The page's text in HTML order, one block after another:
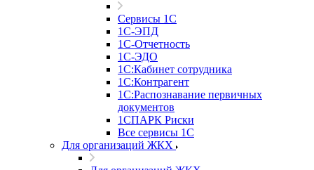
Сервисы 1С
1С-ЭПД
1С-Отчетность
1С-ЭДО
1С:Кабинет сотрудника
1С:Контрагент
1С:Распознавание первичных
документов
1СПАРК Риски
Все сервисы 1С
Для организаций ЖКХ